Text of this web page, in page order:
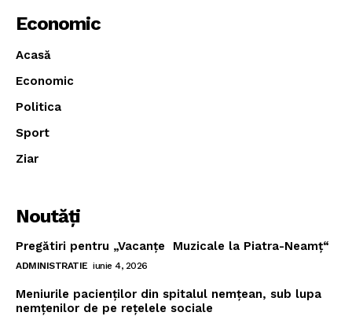
Economic
Acasă
Economic
Politica
Sport
Ziar
Noutăţi
Pregătiri pentru „Vacanţe Muzicale la Piatra-Neamţ“
ADMINISTRATIE iunie 4, 2026
Meniurile pacienţilor din spitalul nemţean, sub lupa
nemţenilor de pe reţelele sociale